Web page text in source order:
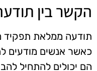
הקשר בין
תודעה ממלאת תפקיד
כאשר אנשים מודעים
הם יכולים להתחיל